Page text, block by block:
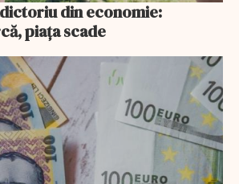
din economie:
piața scade